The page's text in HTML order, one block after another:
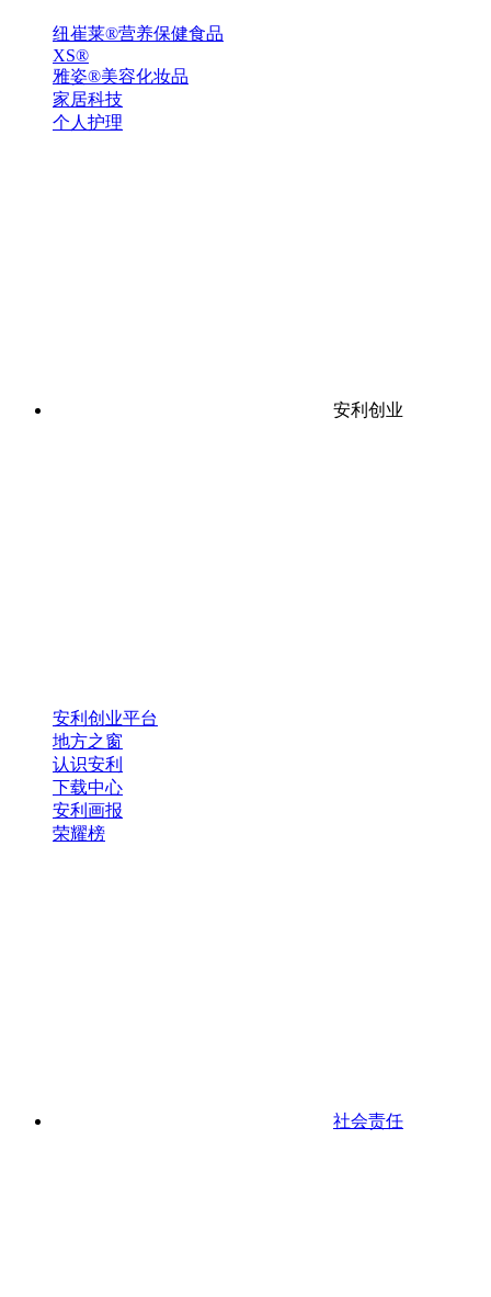
纽崔莱®营养保健食品
XS®
雅姿®美容化妆品
家居科技
个人护理
安利创业
安利创业平台
地方之窗
认识安利
下载中心
安利画报
荣耀榜
社会责任